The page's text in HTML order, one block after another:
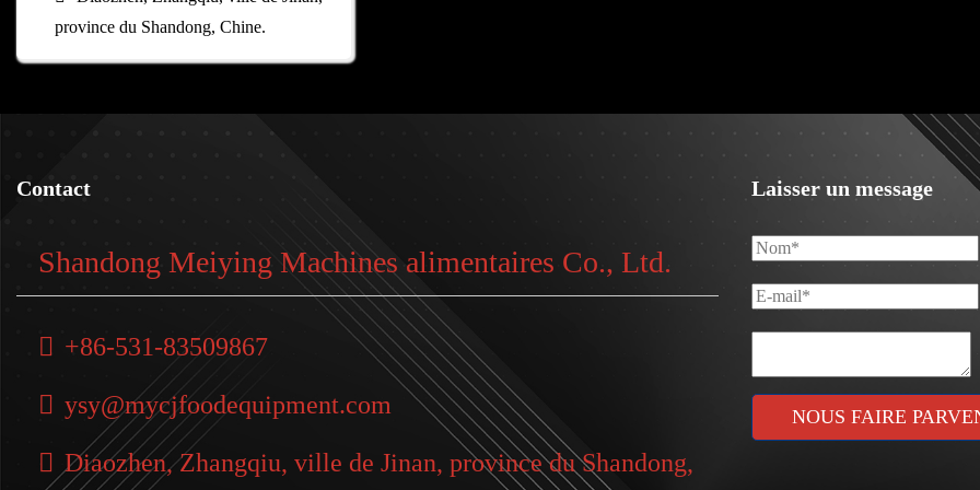
province du Shandong, Chine.
Contact
Shandong Meiying Machines alimentaires Co., Ltd.
+86-531-83509867
ysy@mycjfoodequipment.com
Diaozhen, Zhangqiu, ville de Jinan, province du Shandong,
Laisser un message
NOUS FAIRE